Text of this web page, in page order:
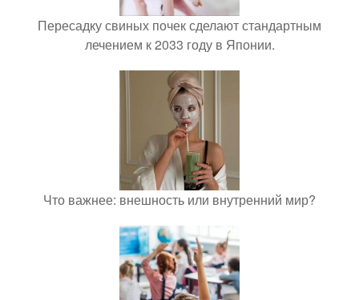
Пересадку свиных почек сделают стандартным
лечением к 2033 году в Японии.
Что важнее: внешность или внутренний мир?